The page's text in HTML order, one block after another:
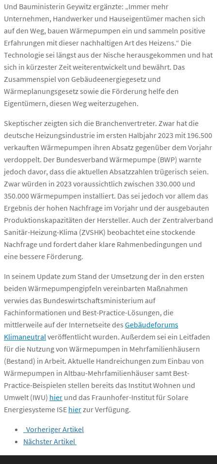
Und Bauministerin Geywitz ergänzte: „Immer mehr
Unternehmen, Handwerker und Hauseigentümer machen sich
auf den Weg, bauen Wärmepumpen ein und sammeln positive
Erfahrungen mit dieser nachhaltigen Art des Heizens.“ Die
Technologie sei längst aus der Nische herausgekommen und hat
sich in kürzester Zeit weiterentwickelt und bewährt. Das
Zusammenspiel von Gebäudeenergiegesetz und
Wärmeplanungsgesetz sowie die Förderung helfe den
Eigentümern, diesen Weg weiterzugehen.
Skeptischer zeigten sich die Branchenvertreter. Zwar hat die
deutsche Heizungsindustrie im ersten Halbjahr 2023 mit 196.500
verkauften Wärmepumpen ihren Absatz gegenüber dem Vorjahr
verdoppelt. Der Bundesverband Wärmepumpe (BWP) warnte
jedoch davor, dass die aktuellen Absatzzahlen trügerisch seien.
Zwar würden in 2023 voraussichtlich zwischen 330.000 und
350.000 Wärmepumpen installiert. Das sei jedoch vor allem das
Ergebnis der hohen Nachfrage im Vorjahr und der ausgebauten
Produktionskapazitäten der Hersteller. Auch der Zentralverband
Sanitär-Heizung-Klima (ZVSHK) beobachtet eine stockende
Nachfrage und fordert daher klare Rahmenbedingungen und
eine bessere Förderung.
In seinem Update zum Stand der Umsetzung der in den ersten
beiden Wärmepumpengipfeln vereinbarten Maßnahmen
verwies das Bundeswirtschaftsministerium auf
Fachinformationen und Best-Practice-Lösungen, die
mittlerweile auf der Internetseite des Gebäudeforums
Klimaneutralveröffentlicht wurden. Außerdem sei ein Leitfaden
für die Nutzung von Wärmepumpen in Mehrfamilienhäusern
(Bestand) in Arbeit. Aktuelle Handreichungen zum Einbau von
Wärmepumpen in Altbau-Mehrfamilienhäuser samt Best-
Practice-Beispielen stellen bereits das Institut Wohnen und
Umwelt (IWU) hier und das Fraunhofer-Institut für Solare
Energiesysteme ISE hierzur Verfügung.
Vorheriger Artikel
Nächster Artikel